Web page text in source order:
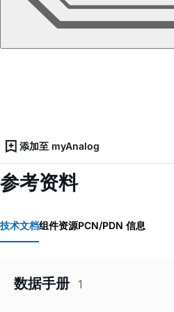
添加至 myAnalog
参考资料
技术文档组件资源PCN/PDN 信息
数据手册 1